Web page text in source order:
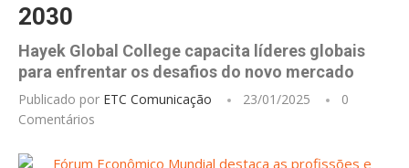
2030
Hayek Global College capacita líderes globais
para enfrentar os desafios do novo mercado
Publicado por ETC Comunicação 23/01/2025
0
Comentários